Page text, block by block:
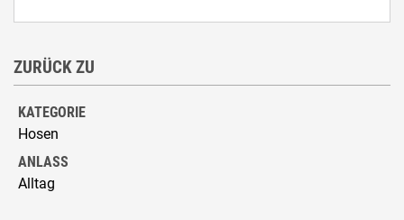
ZURÜCK ZU
KATEGORIE
Hosen
ANLASS
Alltag